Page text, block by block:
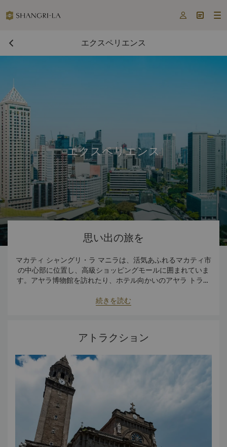
  
エクスペリエンス
エクスペリエンス
思い出の旅を
マカティ シャングリ・ラ マニラは、活気あふれるマカティ市
の中心部に位置し、高級ショッピングモールに囲まれていま
す。アヤラ博物館を訪れたり、ホテル向かいのアヤラ トライ
フを楽しんだり、街中に点在する数多くのレストランやエン
続きを読む
アトラクション